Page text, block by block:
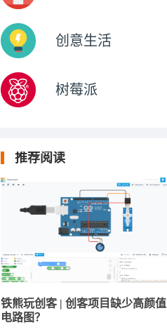
创意生活
树莓派
推荐阅读
铁熊玩创客 | 创客项目缺少高颜值
电路图？